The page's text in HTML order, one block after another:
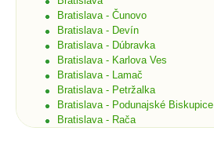
Bratislava - Čunovo
Bratislava - Devín
Bratislava - Dúbravka
Bratislava - Karlova Ves
Bratislava - Lamač
Bratislava - Petržalka
Bratislava - Podunajské Biskupice
Bratislava - Rača